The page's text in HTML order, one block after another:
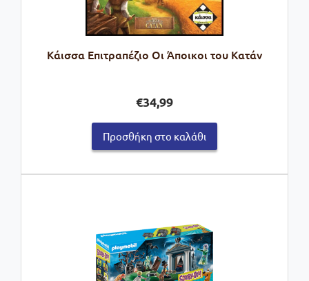
Kάισσα Επιτραπέζιο Οι Άποικοι του Κατάν
€34,99
Προσθήκη στο καλάθι